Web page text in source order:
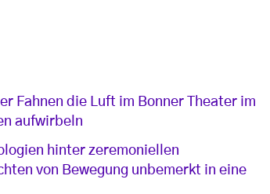
Fahnen die Luft im Bonner Theater im
aufwirbeln
hinter zeremoniellen
von Bewegung unbemerkt in eine